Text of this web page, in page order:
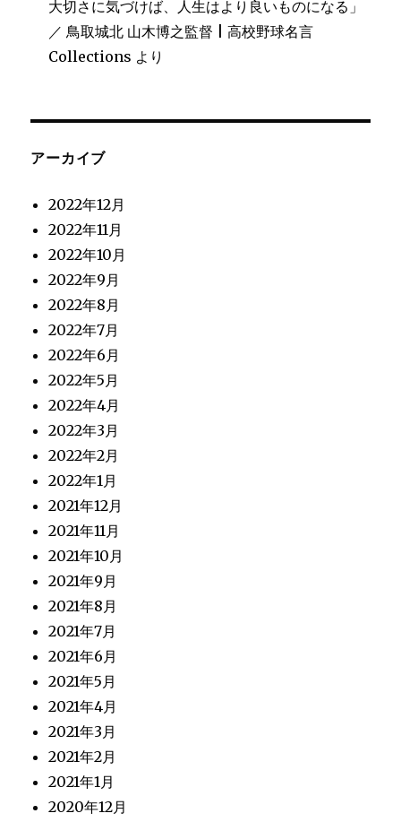
大切さに気づけば、人生はより良いものになる」
／ 鳥取城北 山木博之監督 | 高校野球名言
Collections より
アーカイブ
2022年12月
2022年11月
2022年10月
2022年9月
2022年8月
2022年7月
2022年6月
2022年5月
2022年4月
2022年3月
2022年2月
2022年1月
2021年12月
2021年11月
2021年10月
2021年9月
2021年8月
2021年7月
2021年6月
2021年5月
2021年4月
2021年3月
2021年2月
2021年1月
2020年12月